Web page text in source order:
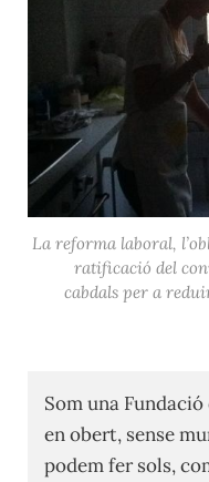
La reforma laboral,
ratificació del
cabdals per a
Som una
en obert, sense
podem fer sols,